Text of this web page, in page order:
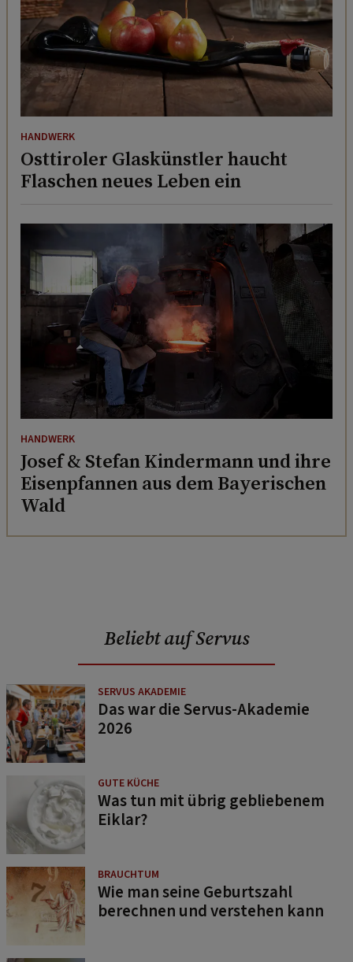
HANDWERK
Osttiroler Glaskünstler haucht
Flaschen neues Leben ein
HANDWERK
Josef & Stefan Kindermann und ihre
Eisenpfannen aus dem Bayerischen
Wald
Beliebt auf Servus
SERVUS AKADEMIE
Das war die Servus-Akademie
2026
GUTE KÜCHE
Was tun mit übrig gebliebenem
Eiklar?
BRAUCHTUM
Wie man seine Geburtszahl
berechnen und verstehen kann